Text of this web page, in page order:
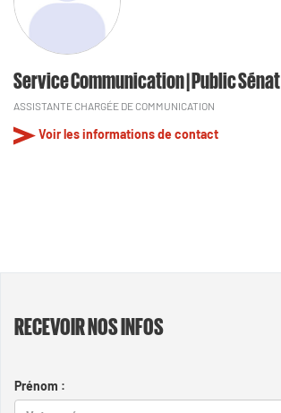
Service Communication | Public Sénat
ASSISTANTE CHARGÉE DE COMMUNICATION
Voir les informations de contact
RECEVOIR NOS INFOS
Prénom :